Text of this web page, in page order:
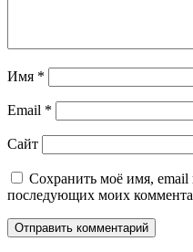
Имя *
Email *
Сайт
Сохранить моё имя, email
последующих моих